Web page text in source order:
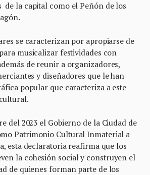
de la capital como el Peñón de los
se caracterizan por apropiarse de
musicalizar festividades con
de reunir a organizadores,
y diseñadores que le han
popular que caracteriza a este
del 2023 el Gobierno de la Ciudad de
Patrimonio Cultural Inmaterial a
esta declaratoria reafirma que los
la cohesión social y construyen el
de quienes forman parte de los